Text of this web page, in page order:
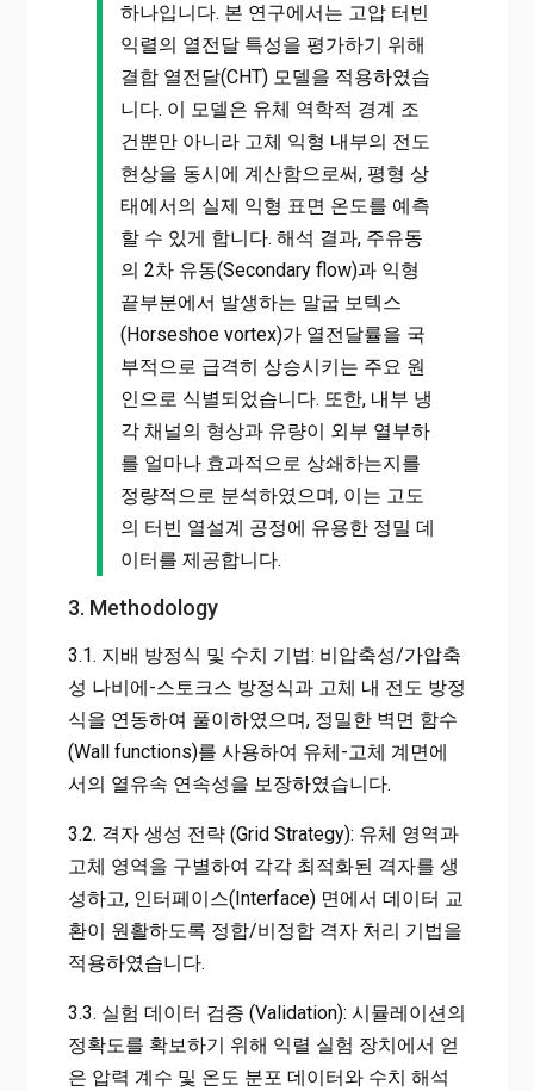
하나입니다. 본 연구에서는 고압 터빈
익렬의 열전달 특성을 평가하기 위해
결합 열전달(CHT) 모델을 적용하였습
니다. 이 모델은 유체 역학적 경계 조
건뿐만 아니라 고체 익형 내부의 전도
현상을 동시에 계산함으로써, 평형 상
태에서의 실제 익형 표면 온도를 예측
할 수 있게 합니다. 해석 결과, 주유동
의 2차 유동(Secondary flow)과 익형
끝부분에서 발생하는 말굽 보텍스
(Horseshoe vortex)가 열전달률을 국
부적으로 급격히 상승시키는 주요 원
인으로 식별되었습니다. 또한, 내부 냉
각 채널의 형상과 유량이 외부 열부하
를 얼마나 효과적으로 상쇄하는지를
정량적으로 분석하였으며, 이는 고도
의 터빈 열설계 공정에 유용한 정밀 데
이터를 제공합니다.
3. Methodology
3.1. 지배 방정식 및 수치 기법: 비압축성/가압축
성 나비에-스토크스 방정식과 고체 내 전도 방정
식을 연동하여 풀이하였으며, 정밀한 벽면 함수
(Wall functions)를 사용하여 유체-고체 계면에
서의 열유속 연속성을 보장하였습니다.
3.2. 격자 생성 전략 (Grid Strategy): 유체 영역과
고체 영역을 구별하여 각각 최적화된 격자를 생
성하고, 인터페이스(Interface) 면에서 데이터 교
환이 원활하도록 정합/비정합 격자 처리 기법을
적용하였습니다.
3.3. 실험 데이터 검증 (Validation): 시뮬레이션의
정확도를 확보하기 위해 익렬 실험 장치에서 얻
은 압력 계수 및 온도 분포 데이터와 수치 해석